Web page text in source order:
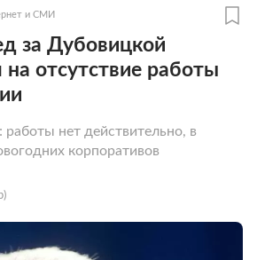
и СМИ
за Дубовицкой
отсутствие работы
нет действительно, в
корпоративов